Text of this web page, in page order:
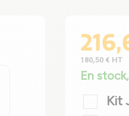
180,50 € HT
En stock,
Kit